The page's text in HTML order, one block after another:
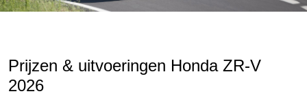
Prijzen & uitvoeringen Honda ZR-V
2026